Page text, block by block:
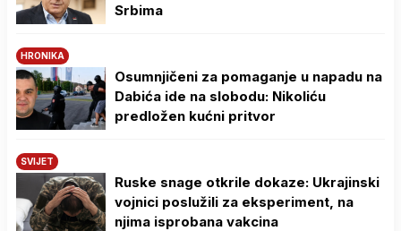
Srbima
HRONIKA
Osumnjičeni za pomaganje u napadu na
Dabića ide na slobodu: Nikoliću
predložen kućni pritvor
SVIJET
Ruske snage otkrile dokaze: Ukrajinski
vojnici poslužili za eksperiment, na
njima isprobana vakcina